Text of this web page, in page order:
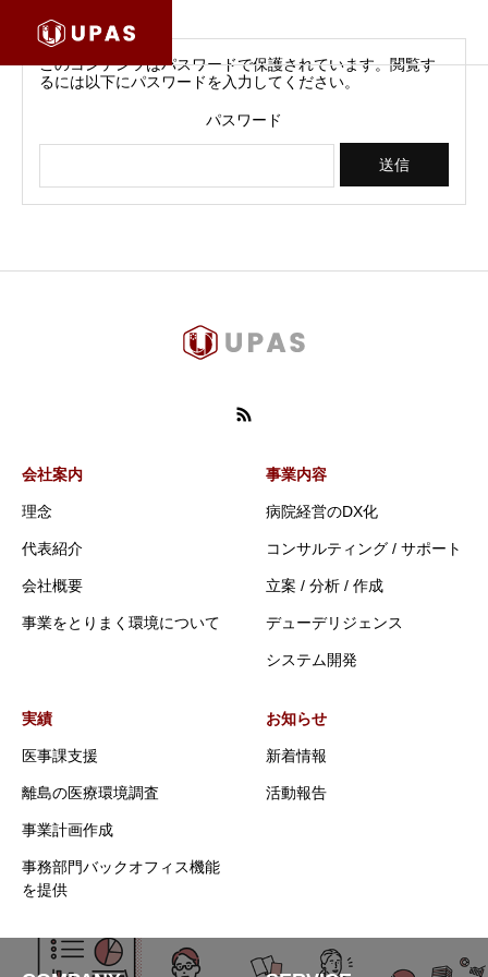
このコンテンツはパスワードで保護されています。閲覧す
るには以下にパスワードを入力してください。
パスワード
会社案内
理念
代表紹介
会社概要
事業をとりまく環境について
事業内容
病院経営のDX化
コンサルティング / サポート
立案 / 分析 / 作成
デューデリジェンス
システム開発
実績
医事課支援
離島の医療環境調査
事業計画作成
事務部門バックオフィス機能
を提供
お知らせ
新着情報
活動報告